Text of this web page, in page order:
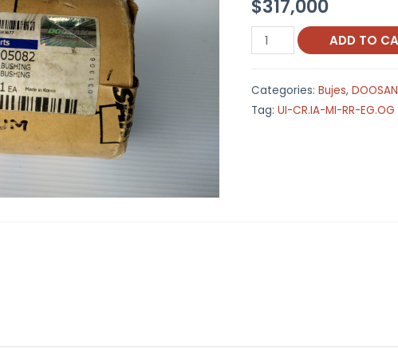
$317,000
Buje
K1005082
quantity
ADD TO
Categories: Bujes, DOOSAN
Tag: UI-CR.IA-MI-RR-EG.OG